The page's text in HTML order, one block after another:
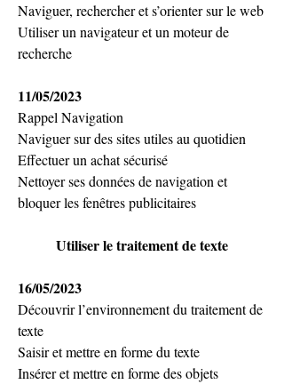
Naviguer, rechercher et s’orienter sur le web
Utiliser un navigateur et un moteur de
recherche
11/05/2023
Rappel Navigation
Naviguer sur des sites utiles au quotidien
Effectuer un achat sécurisé
Nettoyer ses données de navigation et
bloquer les fenêtres publicitaires
Utiliser le traitement de texte
16/05/2023
Découvrir l’environnement du traitement de
texte
Saisir et mettre en forme du texte
Insérer et mettre en forme des objets